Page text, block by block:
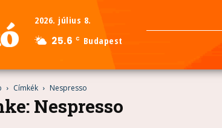
2026. július 8.
25.6 C Budapest
Címkék Nespresso
Nespresso